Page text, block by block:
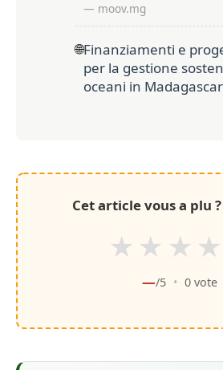
— moov.mg
🌐Finanziamenti e
per la gestione
oceani in Madagascar
Cet article vous a plu
★ ★ ★ ★
—/5 • 0vote